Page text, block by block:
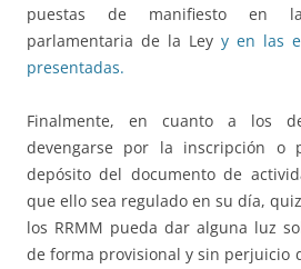
puestas de manifiesto en
parlamentaria de la Ley y en las
presentadas.
Finalmente, en cuanto a los
devengarse por la inscripción o
depósito del documento de
que ello sea regulado en su día,
los RRMM pueda dar alguna luz
de forma provisional y sin perjuicio